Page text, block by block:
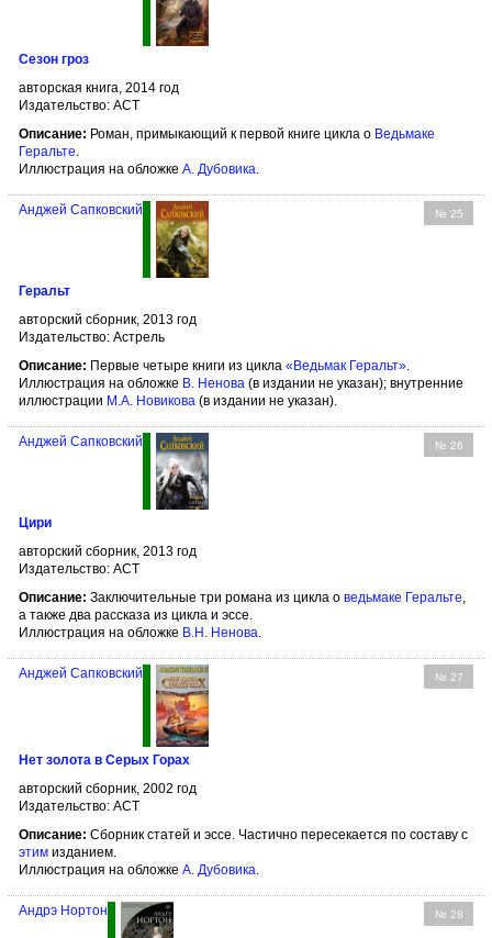
Сезон гроз
авторская книга, 2014 год
Издательство: АСТ
Описание: Роман, примыкающий к первой книге цикла о Ведьмаке
Геральте.
Иллюстрация на обложке А. Дубовика.
№ 25
Анджей Сапковский
Геральт
авторский сборник, 2013 год
Издательство: Астрель
Описание: Первые четыре книги из цикла «Ведьмак Геральт».
Иллюстрация на обложке В. Ненова (в издании не указан); внутренние
иллюстрации М.А. Новикова (в издании не указан).
№ 26
Анджей Сапковский
Цири
авторский сборник, 2013 год
Издательство: АСТ
Описание: Заключительные три романа из цикла о ведьмаке Геральте,
а также два рассказа из цикла и эссе.
Иллюстрация на обложке В.Н. Ненова.
№ 27
Анджей Сапковский
Нет золота в Серых Горах
авторский сборник, 2002 год
Издательство: АСТ
Описание: Сборник статей и эссе. Частично пересекается по составу с
этим изданием.
Иллюстрация на обложке А. Дубовика
№ 28
Андрэ Нортон